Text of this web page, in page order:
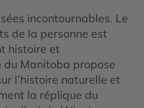
incontournables. Le
de la personne est
histoire et
du Manitoba propose
l’histoire naturelle et
la réplique du